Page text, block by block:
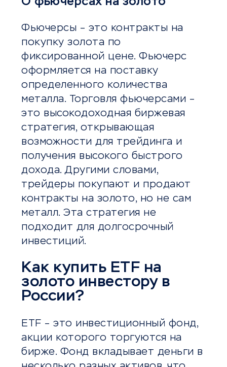
Фьючерсы – это контракты на
покупку золота по
фиксированной цене. Фьючерс
оформляется на поставку
определенного количества
металла. Торговля фьючерсами –
это высокодоходная биржевая
стратегия, открывающая
возможности для трейдинга и
получения высокого быстрого
дохода. Другими словами,
трейдеры покупают и продают
контракты на золото, но не сам
металл. Эта стратегия не
подходит для долгосрочный
инвестиций.
Как купить ETF на
золото инвестору в
России?
ETF – это инвестиционный фонд,
акции которого торгуются на
бирже. Фонд вкладывает деньги в